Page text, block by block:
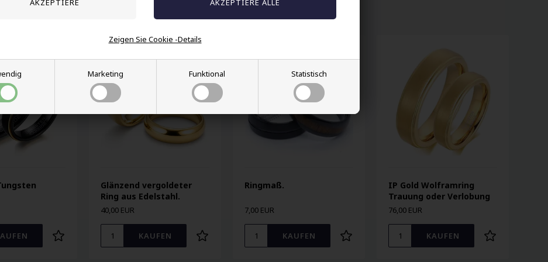
Marketing Funktional Statistisch
Zeigen Sie Cookie -Details
Andere auch gekauft
Glänzend vergoldeter
Ring aus Edelstahl.
40,00 EUR
Ringmaß.
7,00 EUR
IP Gold Wolframring
Trauung oder Verlobung
76,00 EUR